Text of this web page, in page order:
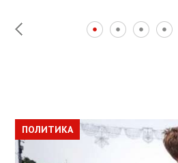
ПОЛИТИКА
ПОЛИТИКА
ОБЩЕСТВО
ПОЛИТИКА
ЭКОНОМИКА